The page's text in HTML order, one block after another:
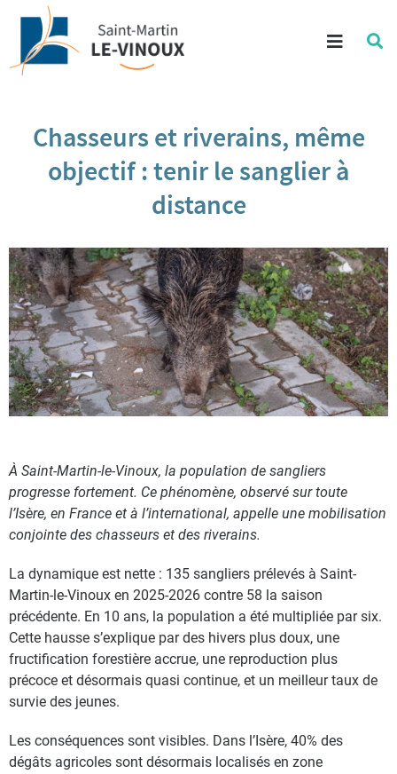
Aller au contenu
Aller à la recherche
Menu
Chasseurs et riverains, même
objectif : tenir le sanglier à
distance
À Saint-Martin-le-Vinoux, la population de sangliers
progresse fortement. Ce phénomène, observé sur toute
l’Isère, en France et à l’international, appelle une mobilisation
conjointe des chasseurs et des riverains.
La dynamique est nette : 135 sangliers prélevés à Saint-
Martin-le-Vinoux en 2025-2026 contre 58 la saison
précédente. En 10 ans, la population a été multipliée par six.
Cette hausse s’explique par des hivers plus doux, une
fructification forestière accrue, une reproduction plus
précoce et désormais quasi continue, et un meilleur taux de
survie des jeunes.
Les conséquences sont visibles. Dans l’Isère, 40% des
dégâts agricoles sont désormais localisés en zone